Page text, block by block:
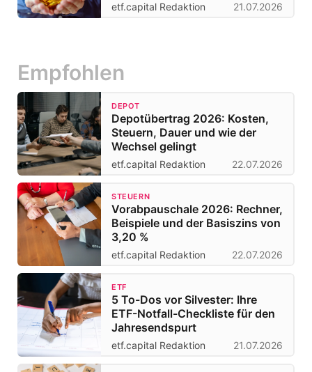
etf.capital Redaktion 21.07.2026
Empfohlen
DEPOT
Depotübertrag 2026: Kosten,
Steuern, Dauer und wie der
Wechsel gelingt
etf.capital Redaktion 22.07.2026
STEUERN
Vorabpauschale 2026: Rechner,
Beispiele und der Basiszins von
3,20 %
etf.capital Redaktion 22.07.2026
ETF
5 To-Dos vor Silvester: Ihre
ETF-Notfall-Checkliste für den
Jahresendspurt
etf.capital Redaktion 21.07.2026